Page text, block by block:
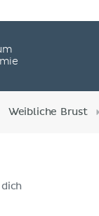
Weibliche Brust